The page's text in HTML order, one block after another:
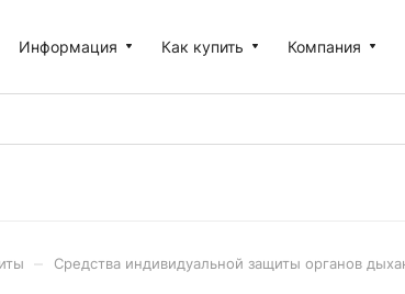
Информация Как купить Компания
Средства индивидуальной защиты органов